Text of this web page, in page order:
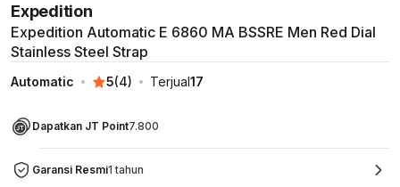
Expedition
Expedition Automatic E 6860 MA BSSRE Men Red Dial
Stainless Steel Strap
Automatic 5(4) Terjual17
Dapatkan JT Point7.800
Garansi Resmi1 tahun